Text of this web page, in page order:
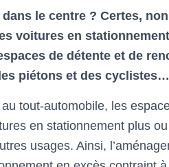
le centre ? Certes,
voitures en
de détente et de
piétons et des cyclistes…
tout-automobile, les
en stationnement plus
usages. Ainsi,